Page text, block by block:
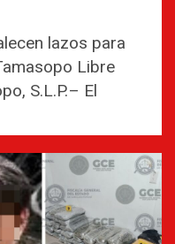
lazos para
Libre
S.L.P.– El